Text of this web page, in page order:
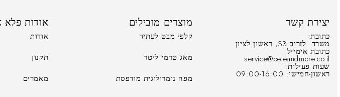
יצירת קשר
כתובת:
משרד: לזרוב 33, ראשון לציון
כתובת אימייל:
service@peleandmore.co.il
שעות פעילות:
ראשון-חמישי: 09:00-16:00
מוצרים מובילים
קלפי מבט לעתיד
מאג טרמי ליטר
מפה נומרולוגית מודפסת
אודות פלא
אודות
תקנון
מאמרים